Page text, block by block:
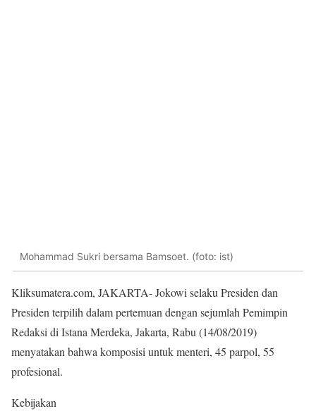
Mohammad Sukri bersama Bamsoet. (foto: ist)
Kliksumatera.com, JAKARTA- Jokowi selaku Presiden dan
Presiden terpilih dalam pertemuan dengan sejumlah Pemimpin
Redaksi di Istana Merdeka, Jakarta, Rabu (14/08/2019)
menyatakan bahwa komposisi untuk menteri, 45 parpol, 55
profesional.
Kebijakan